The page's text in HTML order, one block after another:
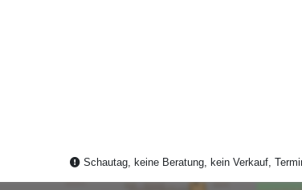
Schautag, keine Beratung, kein Verkauf,